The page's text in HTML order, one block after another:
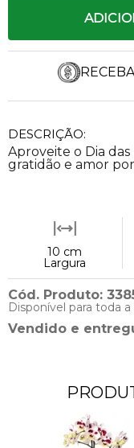
DESCRIÇÃO:
Aproveite o Dia
gratidão e amor
10 cm
Largura
Cód. Produto:
Disponível para toda
Vendido e
RECEBA